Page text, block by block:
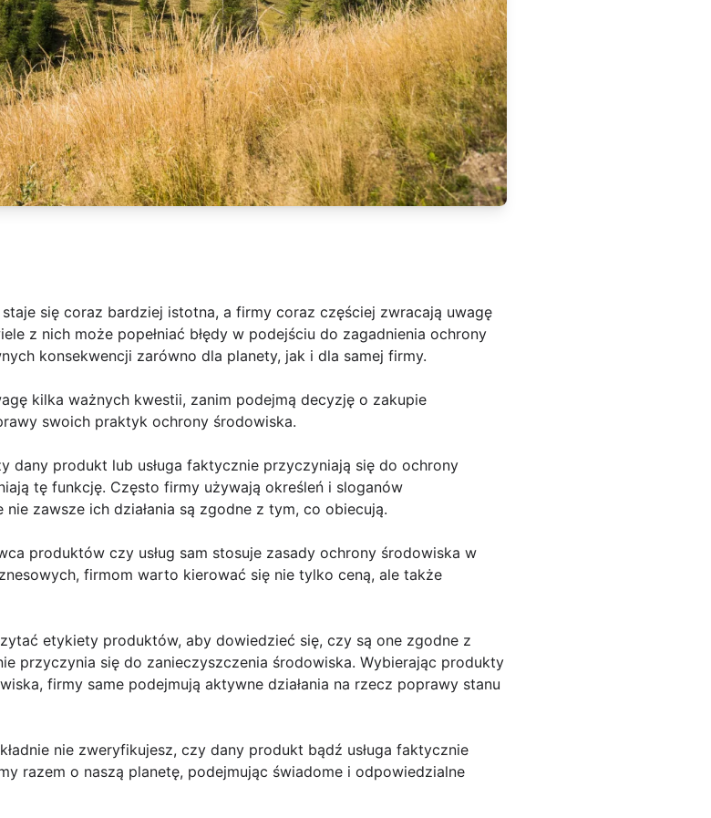
się coraz bardziej istotna, a firmy coraz częściej zwracają uwagę
z nich może popełniać błędy w podejściu do zagadnienia ochrony
konsekwencji zarówno dla planety, jak i dla samej firmy.
kilka ważnych kwestii, zanim podejmą decyzję o zakupie
swoich praktyk ochrony środowiska.
dany produkt lub usługa faktycznie przyczyniają się do ochrony
tę funkcję. Często firmy używają określeń i sloganów
zawsze ich działania są zgodne z tym, co obiecują.
produktów czy usług sam stosuje zasady ochrony środowiska w
firmom warto kierować się nie tylko ceną, ale także
etykiety produktów, aby dowiedzieć się, czy są one zgodne z
przyczynia się do zanieczyszczenia środowiska. Wybierając produkty
firmy same podejmują aktywne działania na rzecz poprawy stanu
nie zweryfikujesz, czy dany produkt bądź usługa faktycznie
razem o naszą planetę, podejmując świadome i odpowiedzialne